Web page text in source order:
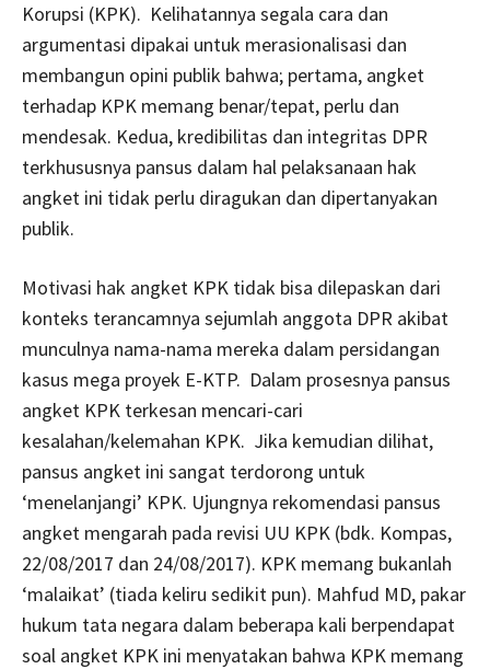
Korupsi (KPK). Kelihatannya segala cara dan
argumentasi dipakai untuk merasionalisasi dan
membangun opini publik bahwa; pertama, angket
terhadap KPK memang benar/tepat, perlu dan
mendesak. Kedua, kredibilitas dan integritas DPR
terkhususnya pansus dalam hal pelaksanaan hak
angket ini tidak perlu diragukan dan dipertanyakan
publik.
Motivasi hak angket KPK tidak bisa dilepaskan dari
konteks terancamnya sejumlah anggota DPR akibat
munculnya nama-nama mereka dalam persidangan
kasus mega proyek E-KTP. Dalam prosesnya pansus
angket KPK terkesan mencari-cari
kesalahan/kelemahan KPK. Jika kemudian dilihat,
pansus angket ini sangat terdorong untuk
‘menelanjangi’ KPK. Ujungnya rekomendasi pansus
angket mengarah pada revisi UU KPK (bdk. Kompas,
22/08/2017 dan 24/08/2017). KPK memang bukanlah
‘malaikat’ (tiada keliru sedikit pun). Mahfud MD, pakar
hukum tata negara dalam beberapa kali berpendapat
soal angket KPK ini menyatakan bahwa KPK memang